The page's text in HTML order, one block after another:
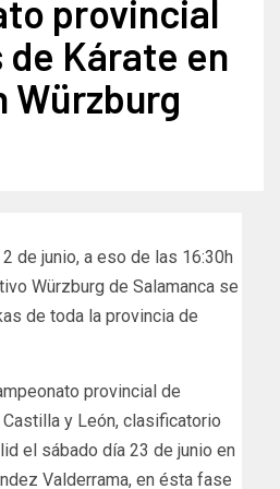
provincial
Kárate en
Würzburg
de junio, a eso de las 16:30h
Würzburg de Salamanca se
de toda la provincia de
provincial de
y León, clasificatorio
el sábado día 23 de junio en
Valderrama, en ésta fase